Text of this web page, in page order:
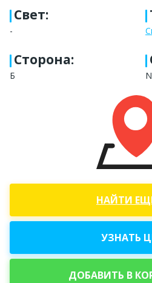
Свет:
-
Сторона:
Б
НАЙТИ
УЗНАТЬ
ДОБАВИТЬ В